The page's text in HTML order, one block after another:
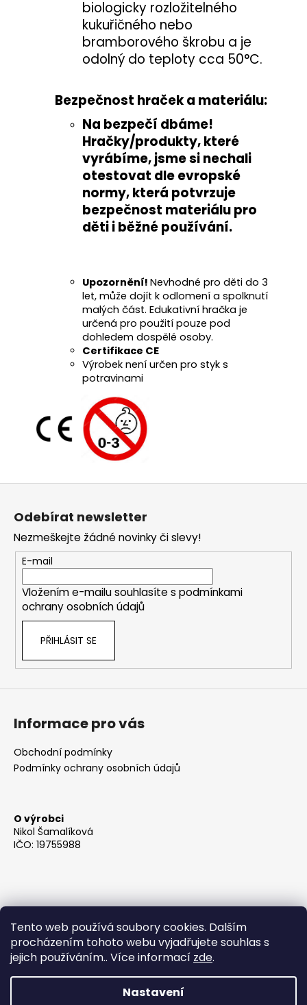
Tento web používá soubory cookies. Dalším
procházením tohoto webu vyjadřujete souhlas s
jejich používáním.. Více informací zde.
Nastavení
biologicky rozložitelného
kukuřičného nebo
bramborového škrobu a je
odolný do teploty cca 50°C.
Bezpečnost hraček a materiálu:
Na bezpečí dbáme!
Hračky/produkty, které
vyrábíme, jsme si nechali
otestovat dle evropské
normy, která potvrzuje
bezpečnost materiálu pro
děti i běžné používání.
Upozornění! Nevhodné pro děti do 3
let, může dojít k odlomení a spolknutí
malých část. Edukativní hračka je
určená pro použití pouze pod
dohledem dospělé osoby.
Certifikace CE
Výrobek není určen pro styk s
potravinami
Z
Odebírat newsletter
Nezmeškejte žádné novinky či slevy!
E-mail
Vložením e-mailu souhlasíte s podmínkami
ochrany osobních údajů
PŘIHLÁSIT SE
Informace pro vás
Obchodní podmínky
Podmínky ochrany osobních údajů
O výrobci
Nikol Šamalíková
IČO: 19755988